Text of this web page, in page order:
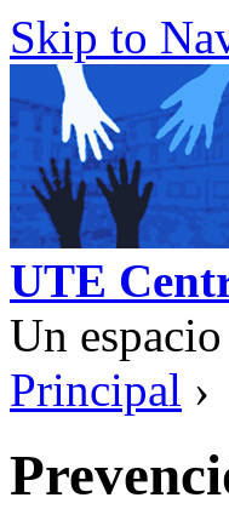
Skip to
UTE
Un
Principal ›